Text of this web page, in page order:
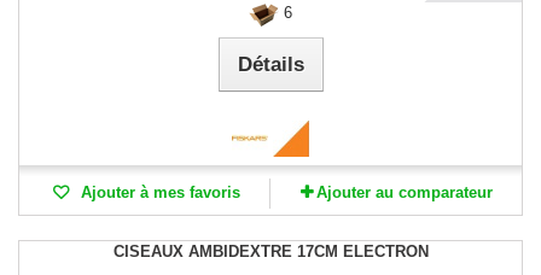
6
Détails
Ajouter à mes favoris Ajouter au comparateur
CISEAUX AMBIDEXTRE 17CM ELECTRON